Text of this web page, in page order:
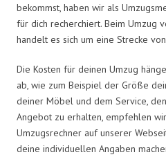
bekommst, haben wir als
für dich recherchiert. Beim Umzug
handelt es sich um eine Strecke
Die Kosten für deinen Umzug
ab, wie zum Beispiel der Größe
deiner Möbel und dem Service,
Angebot zu erhalten, empfehlen
Umzugsrechner auf unserer
deine individuellen Angaben